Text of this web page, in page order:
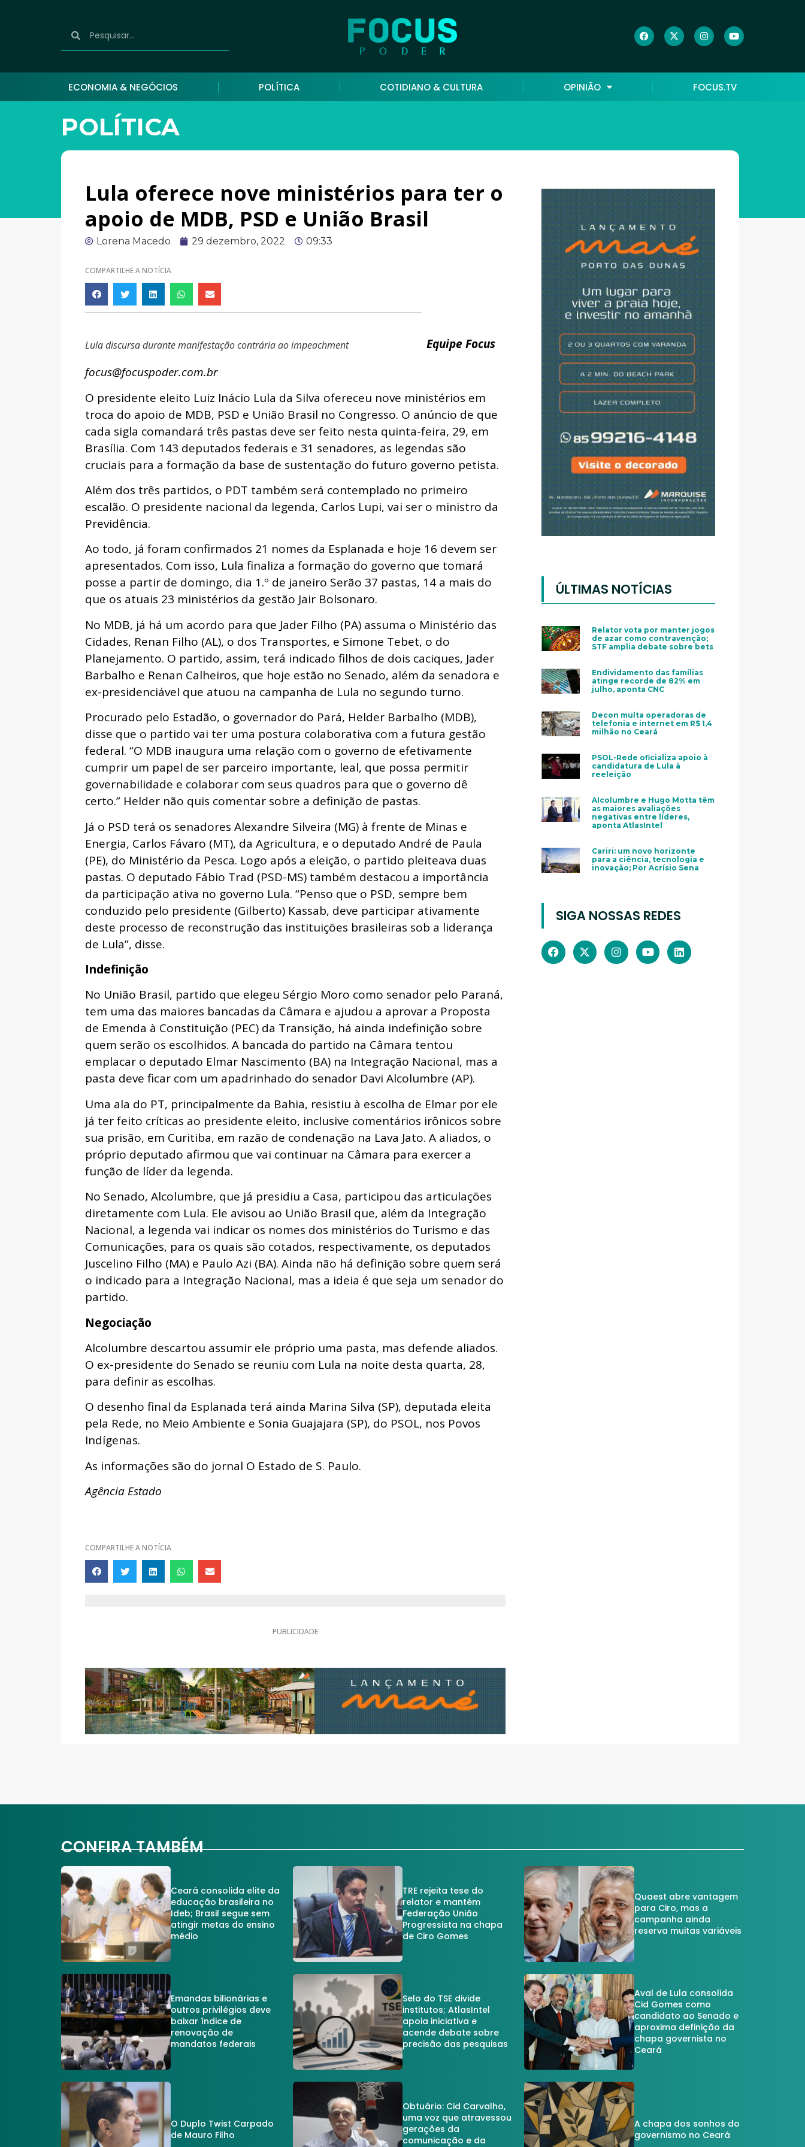
ECONOMIA & NEGÓCIOS POLÍTICA COTIDIANO & CULTURA OPINIÃO FOCUS.TV
POLÍTICA
Lula oferece nove ministérios para ter o
apoio de MDB, PSD e União Brasil
Lorena Macedo 29 dezembro, 2022 09:33
COMPARTILHE A NOTÍCIA
Lula discursa durante manifestação contrária ao impeachment
Equipe Focus
focus@focuspoder.com.br
O presidente eleito Luiz Inácio Lula da Silva ofereceu nove ministérios em
troca do apoio de MDB, PSD e União Brasil no Congresso. O anúncio de que
cada sigla comandará três pastas deve ser feito nesta quinta-feira, 29, em
Brasília. Com 143 deputados federais e 31 senadores, as legendas são
cruciais para a formação da base de sustentação do futuro governo petista.
Além dos três partidos, o PDT também será contemplado no primeiro
escalão. O presidente nacional da legenda, Carlos Lupi, vai ser o ministro da
Previdência.
Ao todo, já foram confirmados 21 nomes da Esplanada e hoje 16 devem ser
apresentados. Com isso, Lula finaliza a formação do governo que tomará
posse a partir de domingo, dia 1.º de janeiro Serão 37 pastas, 14 a mais do
que os atuais 23 ministérios da gestão Jair Bolsonaro.
No MDB, já há um acordo para que Jader Filho (PA) assuma o Ministério das
Cidades, Renan Filho (AL), o dos Transportes, e Simone Tebet, o do
Planejamento. O partido, assim, terá indicado filhos de dois caciques, Jader
Barbalho e Renan Calheiros, que hoje estão no Senado, além da senadora e
ex-presidenciável que atuou na campanha de Lula no segundo turno.
Procurado pelo Estadão, o governador do Pará, Helder Barbalho (MDB),
disse que o partido vai ter uma postura colaborativa com a futura gestão
federal. “O MDB inaugura uma relação com o governo de efetivamente
cumprir um papel de ser parceiro importante, leal, que possa permitir
governabilidade e colaborar com seus quadros para que o governo dê
certo.” Helder não quis comentar sobre a definição de pastas.
Já o PSD terá os senadores Alexandre Silveira (MG) à frente de Minas e
Energia, Carlos Fávaro (MT), da Agricultura, e o deputado André de Paula
(PE), do Ministério da Pesca. Logo após a eleição, o partido pleiteava duas
pastas. O deputado Fábio Trad (PSD-MS) também destacou a importância
da participação ativa no governo Lula. “Penso que o PSD, sempre bem
conduzido pelo presidente (Gilberto) Kassab, deve participar ativamente
deste processo de reconstrução das instituições brasileiras sob a liderança
de Lula”, disse.
Indefinição
No União Brasil, partido que elegeu Sérgio Moro como senador pelo Paraná,
tem uma das maiores bancadas da Câmara e ajudou a aprovar a Proposta
de Emenda à Constituição (PEC) da Transição, há ainda indefinição sobre
quem serão os escolhidos. A bancada do partido na Câmara tentou
emplacar o deputado Elmar Nascimento (BA) na Integração Nacional, mas a
pasta deve ficar com um apadrinhado do senador Davi Alcolumbre (AP).
Uma ala do PT, principalmente da Bahia, resistiu à escolha de Elmar por ele
já ter feito críticas ao presidente eleito, inclusive comentários irônicos sobre
sua prisão, em Curitiba, em razão de condenação na Lava Jato. A aliados, o
próprio deputado afirmou que vai continuar na Câmara para exercer a
função de líder da legenda.
No Senado, Alcolumbre, que já presidiu a Casa, participou das articulações
diretamente com Lula. Ele avisou ao União Brasil que, além da Integração
Nacional, a legenda vai indicar os nomes dos ministérios do Turismo e das
Comunicações, para os quais são cotados, respectivamente, os deputados
Juscelino Filho (MA) e Paulo Azi (BA). Ainda não há definição sobre quem será
o indicado para a Integração Nacional, mas a ideia é que seja um senador do
partido.
Negociação
Alcolumbre descartou assumir ele próprio uma pasta, mas defende aliados.
O ex-presidente do Senado se reuniu com Lula na noite desta quarta, 28,
para definir as escolhas.
O desenho final da Esplanada terá ainda Marina Silva (SP), deputada eleita
pela Rede, no Meio Ambiente e Sonia Guajajara (SP), do PSOL, nos Povos
Indígenas.
As informações são do jornal O Estado de S. Paulo.
Agência Estado
COMPARTILHE A NOTÍCIA
PUBLICIDADE
ÚLTIMAS NOTÍCIAS
Relator vota por manter jogos
de azar como contravenção;
STF amplia debate sobre bets
Endividamento das famílias
atinge recorde de 82% em
julho, aponta CNC
Decon multa operadoras de
telefonia e internet em R$ 1,4
milhão no Ceará
PSOL-Rede oficializa apoio à
candidatura de Lula à
reeleição
Alcolumbre e Hugo Motta têm
as maiores avaliações
negativas entre líderes,
aponta AtlasIntel
Cariri: um novo horizonte
para a ciência, tecnologia e
inovação; Por Acrísio Sena
SIGA NOSSAS REDES
CONFIRA TAMBÉM
Ceará consolida elite da
educação brasileira no
Ideb; Brasil segue sem
atingir metas do ensino
médio
TRE rejeita tese do
relator e mantém
Federação União
Progressista na chapa
de Ciro Gomes
Quaest abre vantagem
para Ciro, mas a
campanha ainda
reserva muitas variáveis
Emandas bilionárias e
outros privilégios deve
baixar índice de
renovação de
mandatos federais
Selo do TSE divide
institutos; AtlasIntel
apoia iniciativa e
acende debate sobre
precisão das pesquisas
Aval de Lula consolida
Cid Gomes como
candidato ao Senado e
aproxima definição da
chapa governista no
Ceará
O Duplo Twist Carpado
de Mauro Filho
Obtuário: Cid Carvalho,
uma voz que atravessou
gerações da
comunicação e da
A chapa dos sonhos do
governismo no Ceará